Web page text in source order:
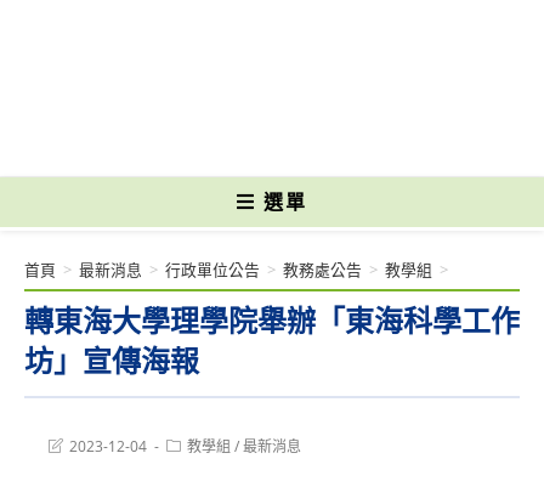
選單
轉東海大學理學院舉辦「東海科學工作
坊」宣傳海報
首頁 > 最新消息 > 行政單位公告 > 教務處公告 > 教學組 >
Post2023-12-04
Post教學組 /最新消息